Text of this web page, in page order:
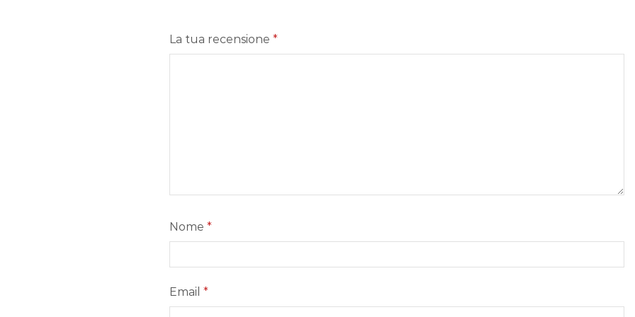
La tua recensione *
Nome *
Email *